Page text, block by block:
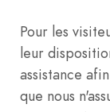
Pour les
leur
assistance
que nous